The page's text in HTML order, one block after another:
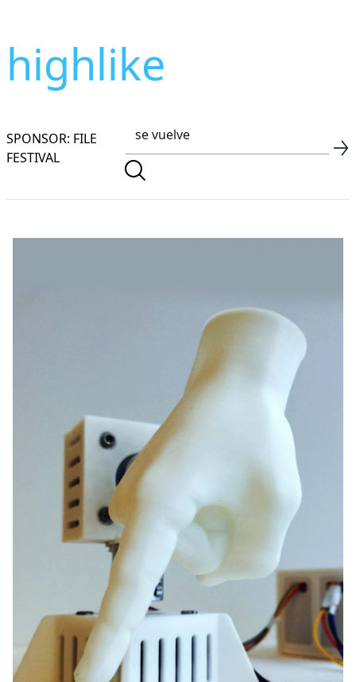
highlike
SPONSOR: FILE
FESTIVAL